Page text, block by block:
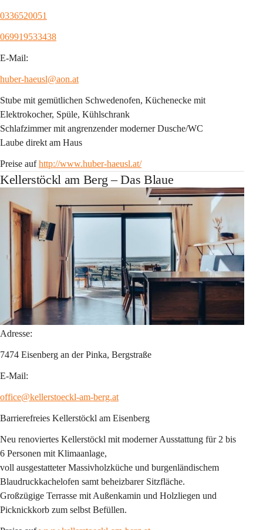
0336520051
069919533438
E-Mail:
huber-haeusl@aon.at
Stube mit gemütlichen Schwedenofen, Küchenecke mit
Elektrokocher, Spüle, Kühlschrank
Schlafzimmer mit angrenzender moderner Dusche/WC
Laube direkt am Haus
Preise auf http://www.huber-haeusl.at/
Kellerstöckl am Berg – Das Blaue
Adresse:
7474 Eisenberg an der Pinka, Bergstraße
E-Mail:
office@kellerstoeckl-am-berg.at
Barrierefreies Kellerstöckl am Eisenberg
Neu renoviertes Kellerstöckl mit moderner Ausstattung für 2 bis
6 Personen mit Klimaanlage,
voll ausgestatteter Massivholzküche und burgenländischem
Blaudruckkachelofen samt beheizbarer Sitzfläche.
Großzügige Terrasse mit Außenkamin und Holzliegen und
Picknickkorb zum selbst Befüllen.